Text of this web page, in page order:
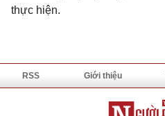
thực hiện.
RSS Giới thiệu